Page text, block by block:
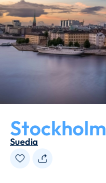
Stockholm
Suedia